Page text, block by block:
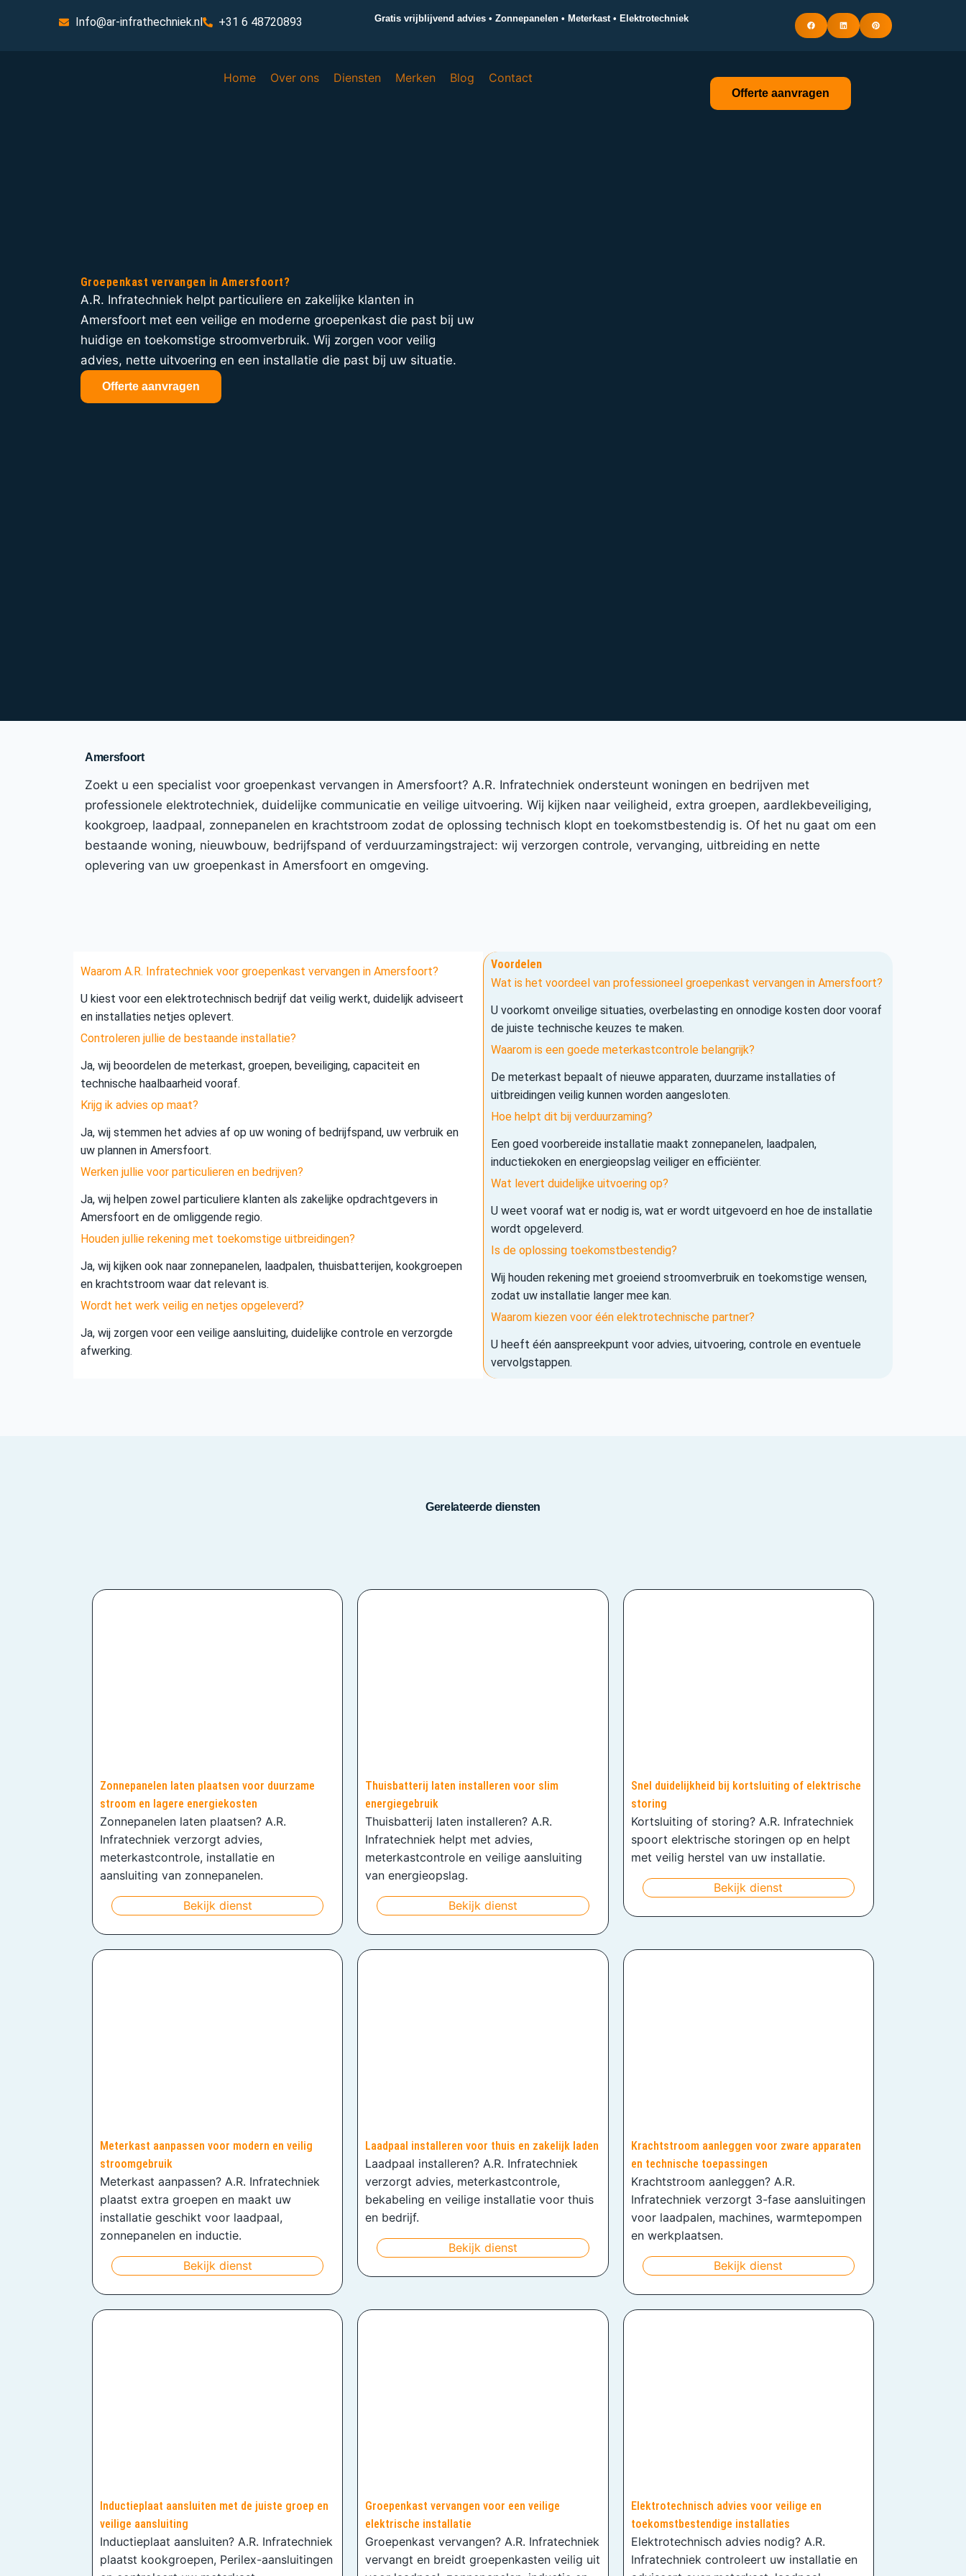
Info@ar-infrathechniek.nl +31 6 48720893 Gratis vrijblijvend advies • Zonnepanelen • Meterkast • Elektrotechniek
Home Over ons Diensten Merken Blog Contact
Offerte aanvragen
Groepenkast vervangen in Amersfoort?
A.R. Infratechniek helpt particuliere en zakelijke klanten in
Amersfoort met een veilige en moderne groepenkast die past bij uw
huidige en toekomstige stroomverbruik. Wij zorgen voor veilig
advies, nette uitvoering en een installatie die past bij uw situatie.
Offerte aanvragen
Amersfoort
Zoekt u een specialist voor groepenkast vervangen in Amersfoort? A.R. Infratechniek ondersteunt woningen en bedrijven met
professionele elektrotechniek, duidelijke communicatie en veilige uitvoering. Wij kijken naar veiligheid, extra groepen, aardlekbeveiliging,
kookgroep, laadpaal, zonnepanelen en krachtstroom zodat de oplossing technisch klopt en toekomstbestendig is. Of het nu gaat om een
bestaande woning, nieuwbouw, bedrijfspand of verduurzamingstraject: wij verzorgen controle, vervanging, uitbreiding en nette
oplevering van uw groepenkast in Amersfoort en omgeving.
Waarom A.R. Infratechniek voor groepenkast vervangen in Amersfoort?
U kiest voor een elektrotechnisch bedrijf dat veilig werkt, duidelijk adviseert
en installaties netjes oplevert.
Controleren jullie de bestaande installatie?
Ja, wij beoordelen de meterkast, groepen, beveiliging, capaciteit en
technische haalbaarheid vooraf.
Krijg ik advies op maat?
Ja, wij stemmen het advies af op uw woning of bedrijfspand, uw verbruik en
uw plannen in Amersfoort.
Werken jullie voor particulieren en bedrijven?
Ja, wij helpen zowel particuliere klanten als zakelijke opdrachtgevers in
Amersfoort en de omliggende regio.
Houden jullie rekening met toekomstige uitbreidingen?
Ja, wij kijken ook naar zonnepanelen, laadpalen, thuisbatterijen, kookgroepen
en krachtstroom waar dat relevant is.
Wordt het werk veilig en netjes opgeleverd?
Ja, wij zorgen voor een veilige aansluiting, duidelijke controle en verzorgde
afwerking.
Voordelen
Wat is het voordeel van professioneel groepenkast vervangen in Amersfoort?
U voorkomt onveilige situaties, overbelasting en onnodige kosten door vooraf
de juiste technische keuzes te maken.
Waarom is een goede meterkastcontrole belangrijk?
De meterkast bepaalt of nieuwe apparaten, duurzame installaties of
uitbreidingen veilig kunnen worden aangesloten.
Hoe helpt dit bij verduurzaming?
Een goed voorbereide installatie maakt zonnepanelen, laadpalen,
inductiekoken en energieopslag veiliger en efficiënter.
Wat levert duidelijke uitvoering op?
U weet vooraf wat er nodig is, wat er wordt uitgevoerd en hoe de installatie
wordt opgeleverd.
Is de oplossing toekomstbestendig?
Wij houden rekening met groeiend stroomverbruik en toekomstige wensen,
zodat uw installatie langer mee kan.
Waarom kiezen voor één elektrotechnische partner?
U heeft één aanspreekpunt voor advies, uitvoering, controle en eventuele
vervolgstappen.
Gerelateerde diensten
Zonnepanelen laten plaatsen voor duurzame
stroom en lagere energiekosten
Zonnepanelen laten plaatsen? A.R.
Infratechniek verzorgt advies,
meterkastcontrole, installatie en
aansluiting van zonnepanelen.
Bekijk dienst
Thuisbatterij laten installeren voor slim
energiegebruik
Thuisbatterij laten installeren? A.R.
Infratechniek helpt met advies,
meterkastcontrole en veilige aansluiting
van energieopslag.
Bekijk dienst
Snel duidelijkheid bij kortsluiting of elektrische
storing
Kortsluiting of storing? A.R. Infratechniek
spoort elektrische storingen op en helpt
met veilig herstel van uw installatie.
Bekijk dienst
Meterkast aanpassen voor modern en veilig
stroomgebruik
Meterkast aanpassen? A.R. Infratechniek
plaatst extra groepen en maakt uw
installatie geschikt voor laadpaal,
zonnepanelen en inductie.
Bekijk dienst
Laadpaal installeren voor thuis en zakelijk laden
Laadpaal installeren? A.R. Infratechniek
verzorgt advies, meterkastcontrole,
bekabeling en veilige installatie voor thuis
en bedrijf.
Bekijk dienst
Krachtstroom aanleggen voor zware apparaten
en technische toepassingen
Krachtstroom aanleggen? A.R.
Infratechniek verzorgt 3-fase aansluitingen
voor laadpalen, machines, warmtepompen
en werkplaatsen.
Bekijk dienst
Inductieplaat aansluiten met de juiste groep en
veilige aansluiting
Inductieplaat aansluiten? A.R. Infratechniek
plaatst kookgroepen, Perilex-aansluitingen
Groepenkast vervangen voor een veilige
elektrische installatie
Groepenkast vervangen? A.R. Infratechniek
vervangt en breidt groepenkasten veilig uit
Elektrotechnisch advies voor veilige en
toekomstbestendige installaties
Elektrotechnisch advies nodig? A.R.
Infratechniek controleert uw installatie en